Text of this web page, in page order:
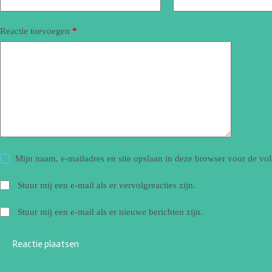
Reactie toevoegen *
Mijn naam, e-mailadres en site opslaan in deze browser voor de
Stuur mij een e-mail als er vervolgreacties zijn.
Stuur mij een e-mail als er nieuwe berichten zijn.
Reactie plaatsen